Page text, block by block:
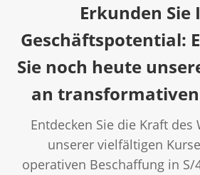
e
o
Erkunden Sie
Geschäftspotential:
Sie noch heute
an
Entdecken Sie die Kraft des
unserer vielfältigen
operativen Beschaffung in S/